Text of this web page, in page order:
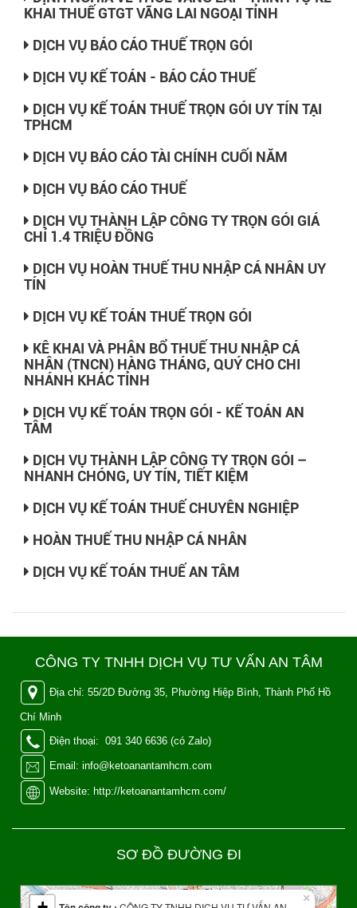
KHAI THUẾ GTGT VÃNG LAI NGOẠI TỈNH
DỊCH VỤ BÁO CÁO THUẾ TRỌN GÓI
DỊCH VỤ KẾ TOÁN - BÁO CÁO THUẾ
DỊCH VỤ KẾ TOÁN THUẾ TRỌN GÓI UY TÍN TẠI
TPHCM
DỊCH VỤ BÁO CÁO TÀI CHÍNH CUỐI NĂM
DỊCH VỤ BÁO CÁO THUẾ
DỊCH VỤ THÀNH LẬP CÔNG TY TRỌN GÓI GIÁ
CHỈ 1.4 TRIỆU ĐỒNG
DỊCH VỤ HOÀN THUẾ THU NHẬP CÁ NHÂN UY
TÍN
DỊCH VỤ KẾ TOÁN THUẾ TRỌN GÓI
KÊ KHAI VÀ PHÂN BỔ THUẾ THU NHẬP CÁ
NHÂN (TNCN) HÀNG THÁNG, QUÝ CHO CHI
NHÁNH KHÁC TỈNH
DỊCH VỤ KẾ TOÁN TRỌN GÓI - KẾ TOÁN AN
TÂM
DỊCH VỤ THÀNH LẬP CÔNG TY TRỌN GÓI –
NHANH CHÓNG, UY TÍN, TIẾT KIỆM
DỊCH VỤ KẾ TOÁN THUẾ CHUYÊN NGHIỆP
HOÀN THUẾ THU NHẬP CÁ NHÂN
DỊCH VỤ KẾ TOÁN THUẾ AN TÂM
CÔNG TY TNHH DỊCH VỤ TƯ VẤN AN TÂM
Địa chỉ: 55/2D Đường 35, Phường Hiệp Bình, Thành Phố Hồ
Chí Minh
Điện thoại: 091 340 6636 (có Zalo)
Email: info@ketoanantamhcm.com
Website: http://ketoanantamhcm.com/
SƠ ĐỒ ĐƯỜNG ĐI
×